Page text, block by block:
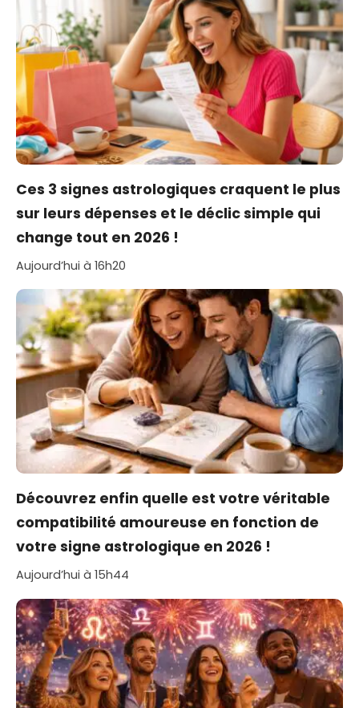
Ces 3 signes astrologiques craquent le plus
sur leurs dépenses et le déclic simple qui
change tout en 2026 !
Aujourd’hui à 16h20
Découvrez enfin quelle est votre véritable
compatibilité amoureuse en fonction de
votre signe astrologique en 2026 !
Aujourd’hui à 15h44